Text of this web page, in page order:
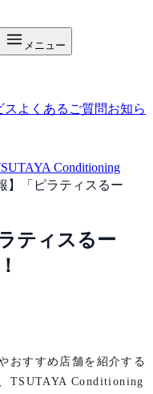
メニュー
ス よくあるご質問お知ら
Conditioning
】「ピラティスるー
ティスるー
おすすめ店舗を紹介する
TSUTAYA Conditioning